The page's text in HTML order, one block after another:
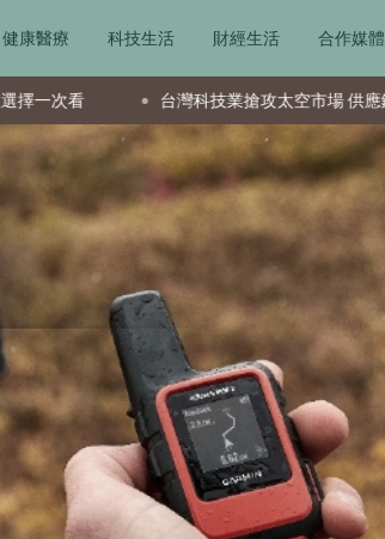
健康醫療 科技生活 財經生活 合作媒體
台灣科技業搶攻太空市場 供應鏈成全球要角新星